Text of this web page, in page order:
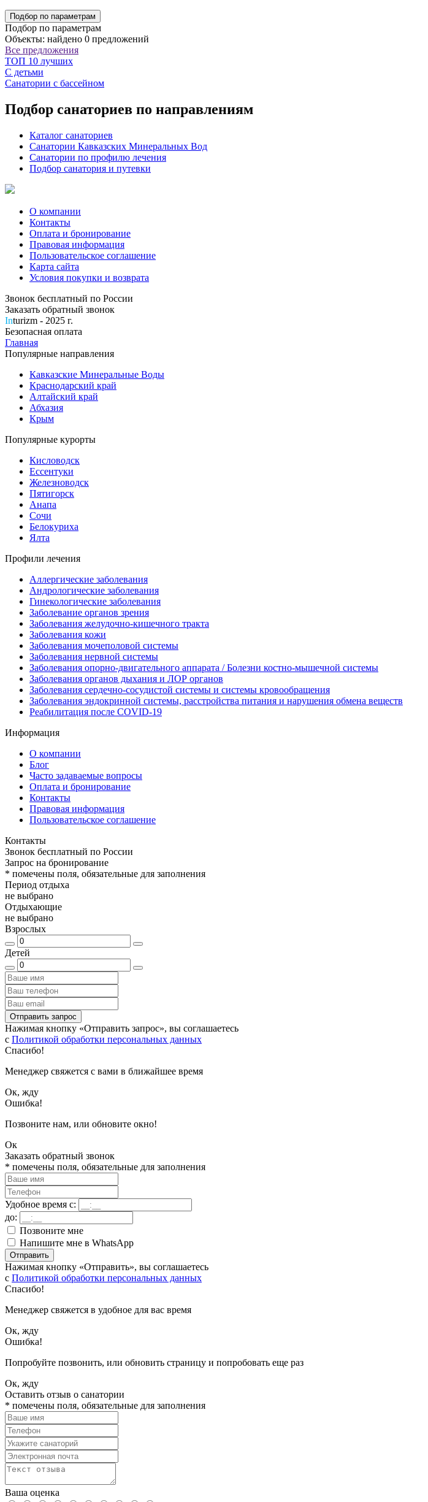
Подбор по параметрам
Подбор по параметрам
Объекты: найдено 0 предложений
Все предложения
ТОП 10 лучших
С детьми
Санатории с бассейном
Подбор санаториев по направлениям
Каталог санаториев
Санатории Кавказских Минеральных Вод
Санатории по профилю лечения
Подбор санатория и путевки
О компании
Контакты
Оплата и бронирование
Правовая информация
Пользовательское соглашение
Карта сайта
Условия покупки и возврата
Звонок бесплатный по России
Заказать обратный звонок
Inturizm - 2025 г.
Безопасная оплата
Главная
Популярные направления
Кавказские Минеральные Воды
Краснодарский край
Алтайский край
Абхазия
Крым
Популярные курорты
Кисловодск
Ессентуки
Железноводск
Пятигорск
Анапа
Сочи
Белокуриха
Ялта
Профили лечения
Аллергические заболевания
Андрологические заболевания
Гинекологические заболевания
Заболевание органов зрения
Заболевания желудочно-кишечного тракта
Заболевания кожи
Заболевания мочеполовой системы
Заболевания нервной системы
Заболевания опорно-двигательного аппарата / Болезни костно-мышечной системы
Заболевания органов дыхания и ЛОР органов
Заболевания сердечно-сосудистой системы и системы кровообращения
Заболевания эндокринной системы, расстройства питания и нарушения обмена веществ
Реабилитация после COVID-19
Информация
О компании
Блог
Часто задаваемые вопросы
Оплата и бронирование
Контакты
Правовая информация
Пользовательское соглашение
Контакты
Звонок бесплатный по России
Запрос на бронирование
* помечены поля, обязательные для заполнения
Период отдыха
не выбрано
Отдыхающие
не выбрано
Взрослых
Детей
Отправить запрос
Нажимая кнопку «Отправить запрос», вы соглашаетесь
с Политикой обработки персональных данных
Спасибо!
Менеджер свяжется с вами в ближайшее время
Ок, жду
Ошибка!
Позвоните нам, или обновите окно!
Ок
Заказать обратный звонок
* помечены поля, обязательные для заполнения
Удобное время с:
до:
Позвоните мне
Напишите мне в WhatsApp
Отправить
Нажимая кнопку «Отправить», вы соглашаетесь
с Политикой обработки персональных данных
Спасибо!
Менеджер свяжется в удобное для вас время
Ок, жду
Ошибка!
Попробуйте позвонить, или обновить страницу и попробовать еще раз
Ок, жду
Оставить отзыв о санатории
* помечены поля, обязательные для заполнения
Ваша оценка